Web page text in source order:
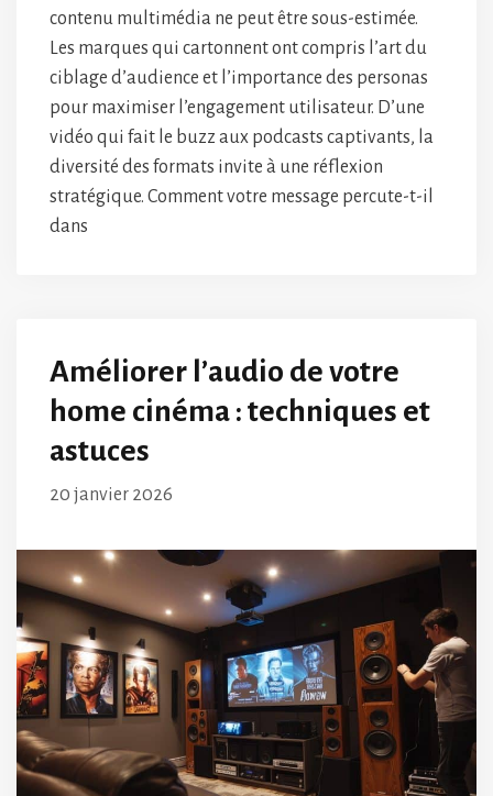
contenu multimédia ne peut être sous-estimée.
Les marques qui cartonnent ont compris l’art du
ciblage d’audience et l’importance des personas
pour maximiser l’engagement utilisateur. D’une
vidéo qui fait le buzz aux podcasts captivants, la
diversité des formats invite à une réflexion
stratégique. Comment votre message percute-t-il
dans
Améliorer l’audio de votre
home cinéma : techniques et
astuces
20 janvier 2026